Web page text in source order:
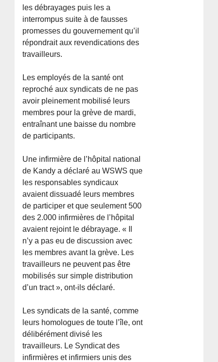
les débrayages puis les a
interrompus suite à de fausses
promesses du gouvernement qu’il
répondrait aux revendications des
travailleurs.
Les employés de la santé ont
reproché aux syndicats de ne pas
avoir pleinement mobilisé leurs
membres pour la grève de mardi,
entraînant une baisse du nombre
de participants.
Une infirmière de l’hôpital national
de Kandy a déclaré au WSWS que
les responsables syndicaux
avaient dissuadé leurs membres
de participer et que seulement 500
des 2.000 infirmières de l’hôpital
avaient rejoint le débrayage. « Il
n’y a pas eu de discussion avec
les membres avant la grève. Les
travailleurs ne peuvent pas être
mobilisés sur simple distribution
d’un tract », ont-ils déclaré.
Les syndicats de la santé, comme
leurs homologues de toute l’île, ont
délibérément divisé les
travailleurs. Le Syndicat des
infirmières et infirmiers unis des